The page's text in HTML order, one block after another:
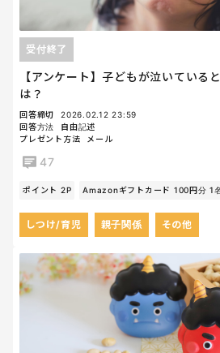
【アンケート】子どもが泣いている
は？
受付終了
回答締切
2026.02.12 23:59
回答方法
自由記述
プレゼント方法
メール
47
ポイント 2P Amazonギフトカード 100円分 1
しつけ/育児 親子関係 その他